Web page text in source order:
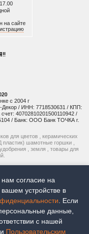
на сайте
с 2004 г
Декор / ИНН: 7718530631 / КПП:
40702810201500110942 /
/ Банк: ООО Банк ТОЧКА г.
для цветов , керамических
шамотные горшки ,
, земля , товары для
51
5
8
согласие на
устройстве в
. Если
данные,
с нашей
и Пользовательским